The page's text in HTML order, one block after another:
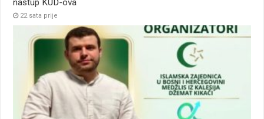
nastup KUD-ova
22 sata prije